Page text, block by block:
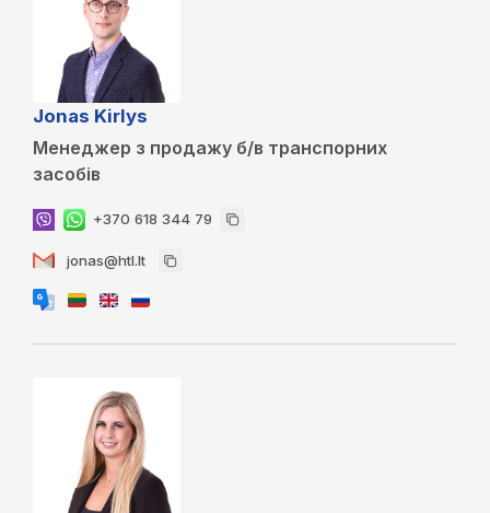
Jonas Kirlys
Менеджер з продажу б/в транспорних
засобів
+370 618 344 79
jonas@htl.lt